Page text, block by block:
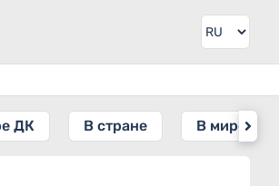
ДК В стране В мире